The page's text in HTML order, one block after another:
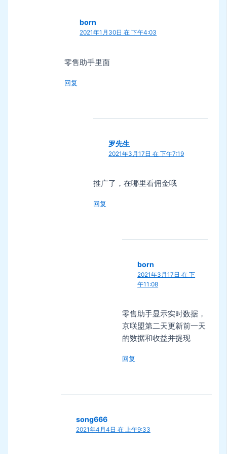
born
2021年1月30日 在 下午4:03
零售助手里面
回复
罗先生
2021年3月17日 在 下午7:19
推广了，在哪里看佣金哦
回复
born
2021年3月17日 在 下
午11:08
零售助手显示实时数据，
京联盟第二天更新前一天
的数据和收益并提现
回复
song666
2021年4月4日 在 上午9:33